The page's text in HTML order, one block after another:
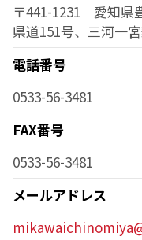
〒441-1231 愛知県
県道151号、三河一
電話番号
0533-56-3481
FAX番号
0533-56-3481
メールアドレス